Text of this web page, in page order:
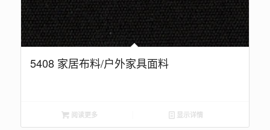
5408 家居布料/户外家具面料
阅读更多 显示详情